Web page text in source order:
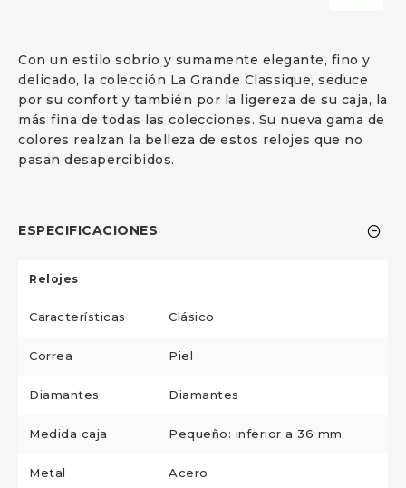
Con un estilo sobrio y sumamente elegante, fino y
delicado, la colección La Grande Classique, seduce
por su confort y también por la ligereza de su caja, la
más fina de todas las colecciones. Su nueva gama de
colores realzan la belleza de estos relojes que no
pasan desapercibidos.
ESPECIFICACIONES
Relojes
Características Clásico
Correa Piel
Diamantes Diamantes
Medida caja Pequeño: inferior a 36 mm
Metal Acero